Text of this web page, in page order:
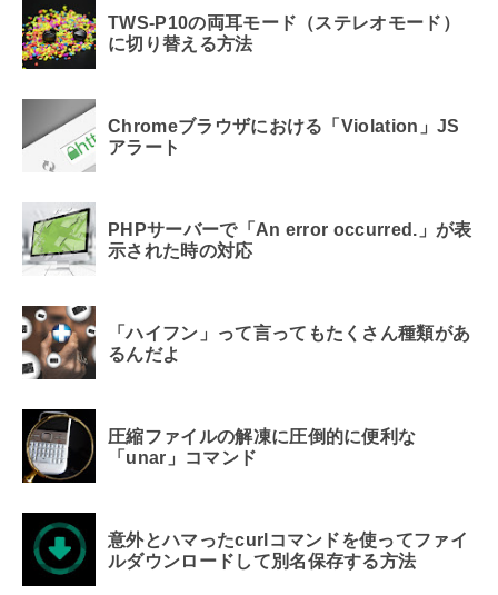
TWS-P10の両耳モード（ステレオモード）
に切り替える方法
Chromeブラウザにおける「Violation」JS
アラート
PHPサーバーで「An error occurred.」が表
示された時の対応
「ハイフン」って言ってもたくさん種類があ
るんだよ
圧縮ファイルの解凍に圧倒的に便利な
「unar」コマンド
意外とハマったcurlコマンドを使ってファイ
ルダウンロードして別名保存する方法